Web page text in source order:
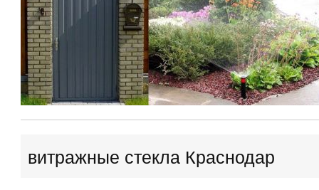
витражные стекла Краснодар